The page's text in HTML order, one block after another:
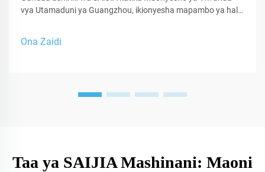
vya Utamaduni ya Guangzhou, ikionyesha mapambo ya hali
Ona Zaidi
Taa ya SAIJIA Mashinani: Maoni